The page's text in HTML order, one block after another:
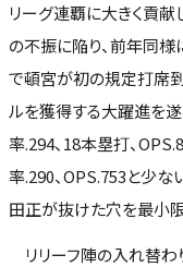
リーグ連覇に大きく貢
の不振に陥り、前年同
で頓宮が初の規定打席
ルを獲得する大躍進を
率.294、18本塁打、
率.290、OPS.753と少
田正が抜けた穴を最小
リリーフ陣の入れ替わ